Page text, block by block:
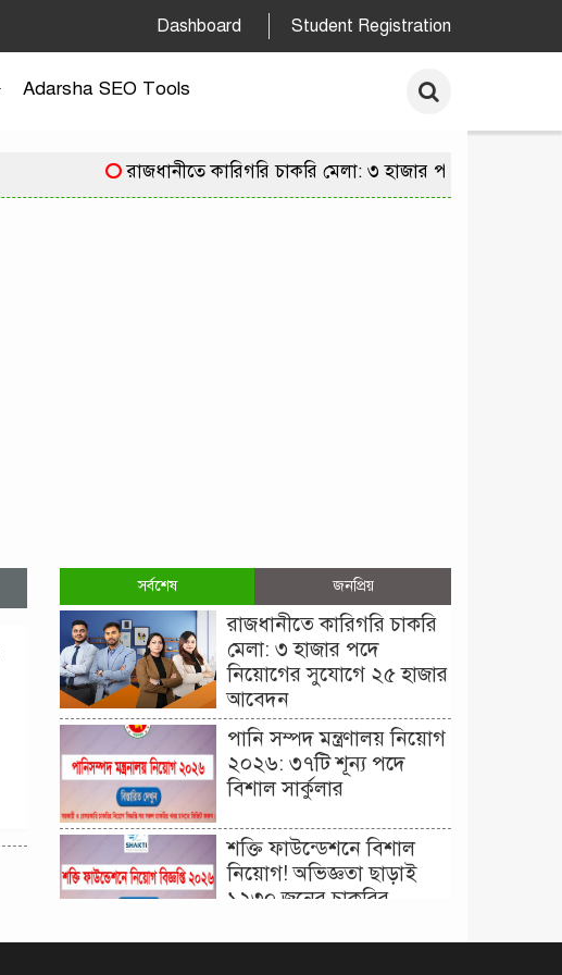
Dashboard Student Registration
Adarsha SEO Tools
রাজধানীতে কারিগরি চাকরি মেলা: ৩ হাজার পদে নিয়োগের
সর্বশেষ জনপ্রিয়
রাজধানীতে কারিগরি চাকরি
মেলা: ৩ হাজার পদে
নিয়োগের সুযোগে ২৫ হাজার
আবেদন
পানি সম্পদ মন্ত্রণালয় নিয়োগ
২০২৬: ৩৭টি শূন্য পদে
বিশাল সার্কুলার
শক্তি ফাউন্ডেশনে বিশাল
নিয়োগ! অভিজ্ঞতা ছাড়াই
১২৩০ জনের চাকরির